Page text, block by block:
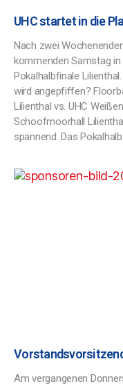
UHC startet in die
Nach zwei
kommenden Samstag
Pokalhalbfinale
wird angepfiffen?
Lilienthal vs. UHC
Schoofmoorhall
spannend. Das
Am vergangenen